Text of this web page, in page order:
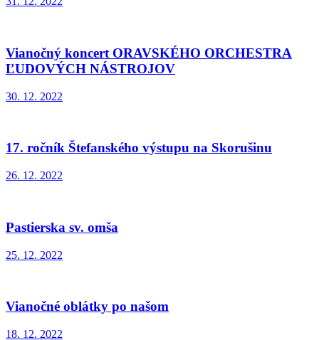
Vianočný koncert ORAVSKÉHO ORCHESTRA
ĽUDOVÝCH NÁSTROJOV
30. 12. 2022
17. ročník Štefanského výstupu na Skorušinu
26. 12. 2022
Pastierska sv. omša
25. 12. 2022
Vianočné oblátky po našom
18. 12. 2022